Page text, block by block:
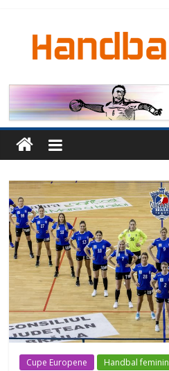
Cupe Europene Handbal feminin